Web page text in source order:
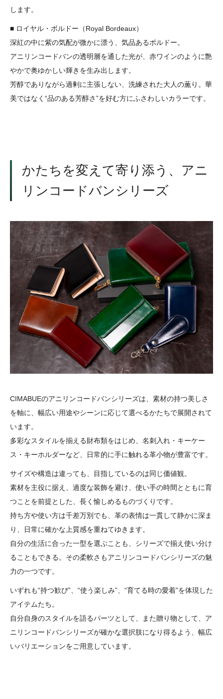
します。
■ ロイヤル・ボルドー（Royal Bordeaux）
深紅の中に紫の気配が微かに漂う、気品あるボルドー。
アニリンコードバンの透明層を通した光が、赤ワインのように艶
やかで奥ゆかしい輝きを生み出します。
芳醇でありながら過剰に主張しない、洗練された大人の薫り。華
美ではなく“品のある芳醇さ”を好む方にふさわしいカラーです。
かたちを変えて寄り添う、アニ
リンコードバンシリーズ
CIMABUEのアニリンコードバンシリーズは、素材の持つ美しさ
を軸に、幅広い用途やシーンに応じて選べるかたちで展開されて
います。
多彩なスタイルを揃える財布類をはじめ、名刺入れ・キーケー
ス・キーホルダーなど、日常的に手に触れる革小物が豊富です。
サイズや構造は違っても、目指しているのは同じ価値観。
素材を主役に据え、過度な装飾を避け、使い手の時間とともに育
つことを前提とした、長く愉しめるものづくりです。
持ち方や使い方は千差万別でも、革の表情は一貫して静かに深ま
り、日常に確かな上質感を重ねてゆきます。
自分の生活に合った一型を選ぶことも、シリーズで揃え使い分け
ることもできる。その柔軟さもアニリンコードバンシリーズの魅
力の一つです。
いずれも“持つ歓び”、“使う楽しみ”、“育てる時の愛着”を体現した
アイテムたち。
自分自身のスタイルを語るパーツとして、また贈り物として、ア
ニリンコードバンシリーズが確かな選択肢になり得るよう、幅広
いバリエーションをご用意しています。